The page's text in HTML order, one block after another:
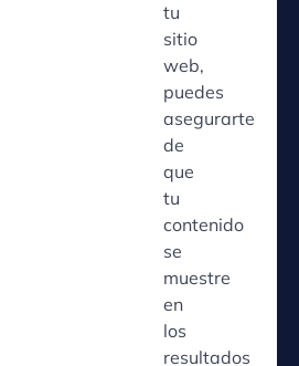
tu
sitio
web,
puedes
asegurarte
de
que
tu
contenido
se
muestre
en
los
resultados